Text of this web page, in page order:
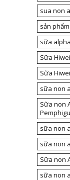
sua non
sản
sữa
Sữa
Sữa
sữa non
Sữa non
sữa non
sữa non
Sữa non
sữa non